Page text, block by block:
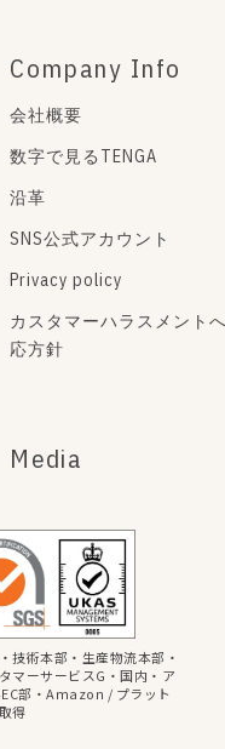
Company Info
会社概要
数字で見るTENGA
沿革
SNS公式アカウント
Privacy policy
カスタマーハラスメント
応方針
Media
技術本部・生産物流本部・
マーサービスG・国内・ア
部・Amazon / プラット
得